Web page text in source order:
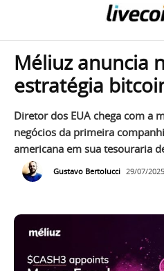
Méliuz anuncia
estratégia
Diretor dos EUA chega com a
negócios da primeira
americana em sua tesouraria
Gustavo Bertolucci 29/07/